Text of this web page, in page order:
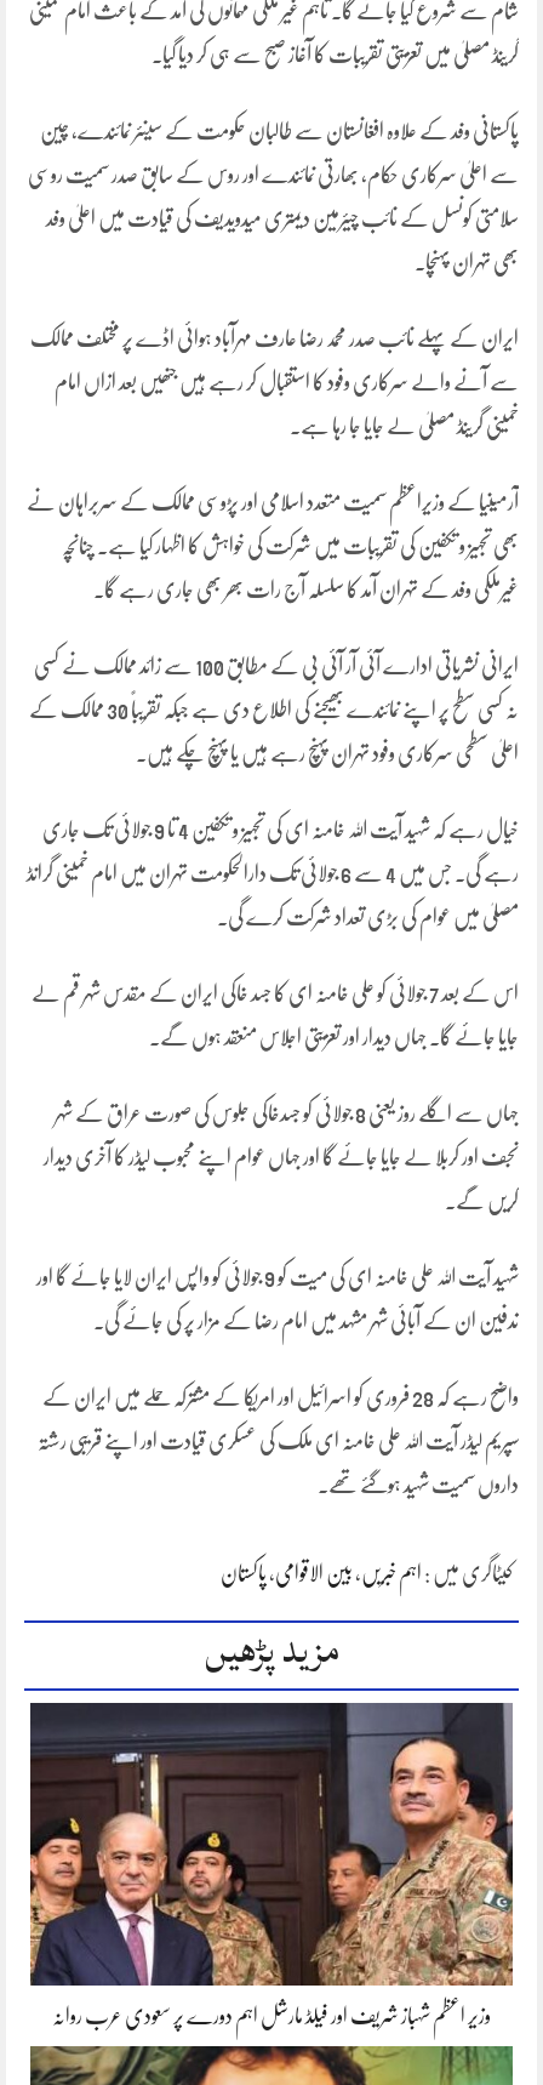
شام سے شروع کیا جائے گا۔ تاہم غیر ملکی مہمانوں کی آمد کے باعث امام خمینی
گرینڈ مصلیٰ میں تعزیتی تقریبات کا آغاز صبح سے ہی کر دیا گیا۔
پاکستانی وفد کے علاوہ افغانستان سے طالبان حکومت کے سینئر نمائندے، چین
سے اعلیٰ سرکاری حکام، بھارتی نمائندے اور روس کے سابق صدر سمیت روسی
سلامتی کونسل کے نائب چیئرمین دیمتری میدویدیف کی قیادت میں اعلیٰ وفد
بھی تہران پہنچا۔
ایران کے پہلے نائب صدر محمد رضا عارف مہرآباد ہوائی اڈے پر مختلف ممالک
سے آنے والے سرکاری وفود کا استقبال کر رہے ہیں جنھیں بعد ازاں امام
خمینی گرینڈ مصلیٰ لے جایا جا رہا ہے۔
آرمینیا کے وزیراعظم سمیت متعدد اسلامی اور پڑوسی ممالک کے سربراہان نے
بھی تجہیز و تکفین کی تقریبات میں شرکت کی خواہش کا اظہار کیا ہے۔ چنانچہ
غیرملکی وفد کے تہران آمد کا سلسلہ آج رات بھر بھی جاری رہے گا۔
ایرانی نشریاتی ادارے آئی آر آئی بی کے مطابق 100 سے زائد ممالک نے کسی
نہ کسی سطح پر اپنے نمائندے بھیجنے کی اطلاع دی ہے جبکہ تقریباً 30 ممالک کے
اعلیٰ سطحی سرکاری وفود تہران پہنچ رہے ہیں یا پہنچ چکے ہیں۔
خیال رہے کہ شہید آیت اللہ خامنہ ای کی تجہیز و تکفین 4 تا 9 جولائی تک جاری
رہے گی۔ جس میں 4 سے 6 جولائی تک دارالحکومت تہران میں امام خمینی گرانڈ
مصلیٰ میں عوام کی بڑی تعداد شرکت کرے گی۔
اس کے بعد 7 جولائی کو علی خامنہ ای کا جسد خاکی ایران کے مقدس شہر قم لے
جایا جائے گا۔ جہاں دیدار اور تعزیتی اجلاس منعقد ہوں گے۔
جہاں سے اگلے روز یعنی 8 جولائی کو جسدخاکی جلوس کی صورت عراق کے شہر
نجف اور کربلا لے جایا جائے گا اور جہاں عوام اپنے محبوب لیڈر کا آخری دیدار
کریں گے۔
شہید آیت اللہ علی خامنہ ای کی میت کو 9 جولائی کو واپس ایران لایا جائے گا اور
تدفین ان کے آبائی شہر مشہد میں امام رضا کے مزار پر کی جائے گی۔
واضح رہے کہ 28 فروری کو اسرائیل اور امریکا کے مشترکہ حملے میں ایران کے
سپریم لیڈر آیت اللہ علی خامنہ ای ملک کی عسکری قیادت اور اپنے قریبی رشتہ
داروں سمیت شہید ہوگئے تھے۔
کیٹاگری میں : اہم خبریں ، بین الاقوامی، پاکستان
مزید پڑھیں
وزیر اعظم شہباز شریف اور فیلڈ مارشل اہم دورے پر سعودی عرب روانہ